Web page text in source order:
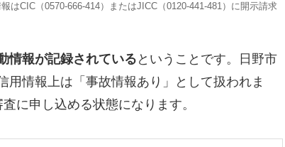
CIC（0570-666-414）またはJICC（0120-441-481）に開示請求
情報が記録されている ということです。日野市
情報上は「事故情報あり」として扱われま
に申し込める状態になります。